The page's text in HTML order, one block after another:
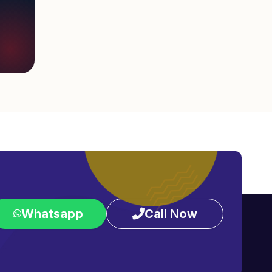
Whatsapp Call Now